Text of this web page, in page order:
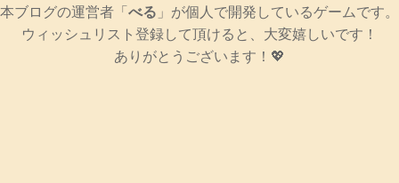
本ブログの運営者「 べる 」が個人で開発しているゲームです。
ウィッシュリスト登録して頂けると、大変嬉しいです！
ありがとうございます！💖